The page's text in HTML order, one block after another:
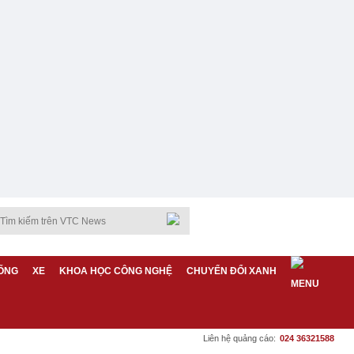
XE KHOA HỌC CÔNG NGHỆ CHUYỂN ĐỔI XANH
Liên hệ quảng cáo: 024 36321588